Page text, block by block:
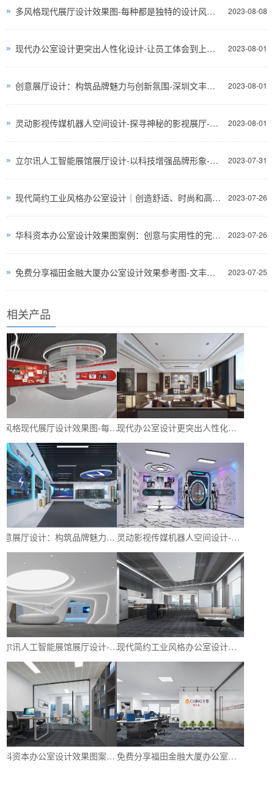
2023-08-08
多风格现代展厅设计效果图-每种都是独特的设计风格-深圳文丰装饰
2023-08-01
现代办公室设计更突出人性化设计-让员工体会到上班的快乐与舒适-深圳文丰装饰
2023-08-01
创意展厅设计：构筑品牌魅力与创新氛围-深圳文丰装饰
2023-08-01
灵动影视传媒机器人空间设计-探寻神秘的影视展厅-深圳文丰装饰
2023-07-31
立尔讯人工智能展馆展厅设计-以科技增强品牌形象-深圳文丰装饰
2023-07-26
现代简约工业风格办公室设计｜创造舒适、时尚和高效的工作环境-深圳文丰装饰
2023-07-26
华科资本办公室设计效果图案例：创意与实用性的完美结合
2023-07-25
免费分享福田金融大厦办公室设计效果参考图-文丰装饰公司
相关产品
多风格现代展厅设计效果图-每种都是独特的设计风格-深圳文丰装饰 现代办公室设计更突出人性化设计-让员工体会到上班的快乐与舒适-深圳文丰装饰
创意展厅设计：构筑品牌魅力与创新氛围-深圳文丰装饰 灵动影视传媒机器人空间设计-探寻神秘的影视展厅-深圳文丰装饰
立尔讯人工智能展馆展厅设计-以科技增强品牌形象-深圳文丰装饰 现代简约工业风格办公室设计｜创造舒适、时尚和高效的工作环境-深圳文丰装饰
华科资本办公室设计效果图案例：创意与实用性的完美结合 免费分享福田金融大厦办公室设计效果参考图-文丰装饰公司